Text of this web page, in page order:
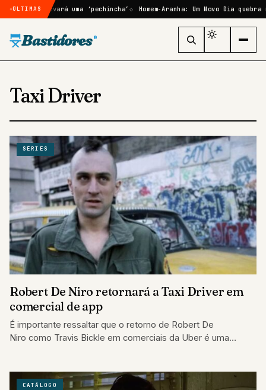
ÚLTIMAS
6 se provará uma ‘pechincha’ Homem-Aranha: Um Novo Dia
Bastidores ®
Taxi Driver
SÉRIES
Robert De Niro retornará a Taxi Driver em
comercial de app
É importante ressaltar que o retorno de Robert De
Niro como Travis Bickle em comerciais da Uber é uma
CATÁLOGO